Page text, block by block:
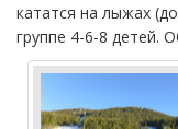
кататся на лыжах
группе 4-6-8 детей.